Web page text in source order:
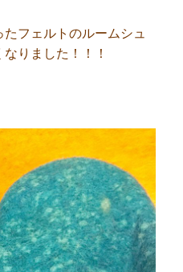
フェルトのルームシュ
りました！！！